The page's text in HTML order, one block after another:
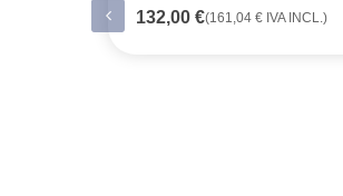
132,00 €(161,04 € IVA INCL.)